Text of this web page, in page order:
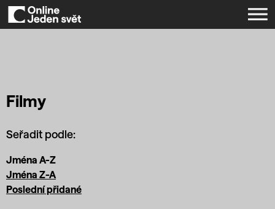
Filmy
Seřadit podle:
Jména A-Z
Jména Z-A
Poslední přidané